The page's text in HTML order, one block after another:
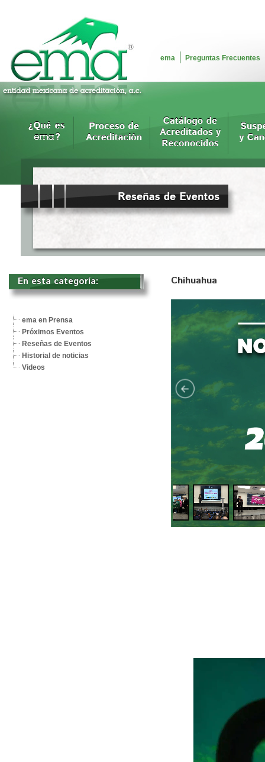
ema Preguntas Frecuentes
Chihuahua
En esta categoría:
ema en Prensa
Próximos Eventos
Reseñas de Eventos
Historial de noticias
Videos